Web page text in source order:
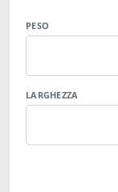
PESO
LARGHEZZA